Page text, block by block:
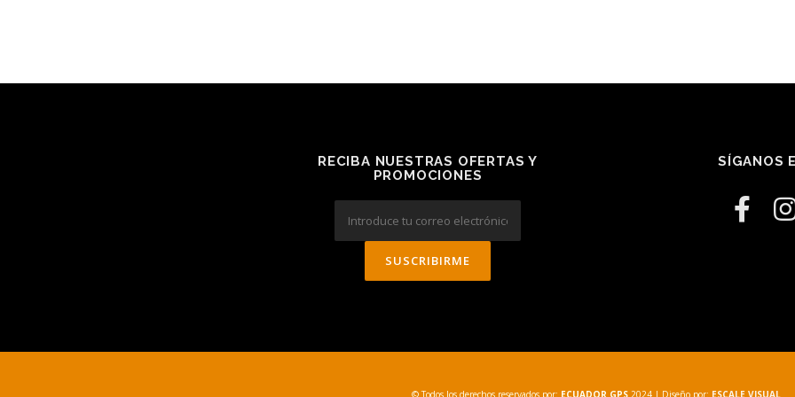
RECIBA NUESTRAS OFERTAS Y
PROMOCIONES
SÍGANOS
© Todos los derechos reservados por: ECUADOR GPS 2024 | Diseño por: ESCALE VISUAL